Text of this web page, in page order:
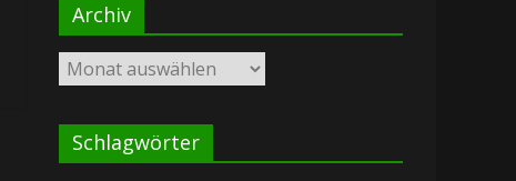
Archiv
Archiv
Schlagwörter